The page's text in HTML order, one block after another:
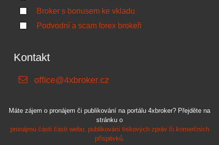
Broker s bonusem ke vkladu
Podvodní a scam forex brokeři
Kontakt
office@4xbroker.cz
Máte zájem o pronájem či publikování na portálu 4xbroker? Přejděte na
stránku o
pronájmu části části webu, publikování tiskových zpráv či komerčních
příspěvků.